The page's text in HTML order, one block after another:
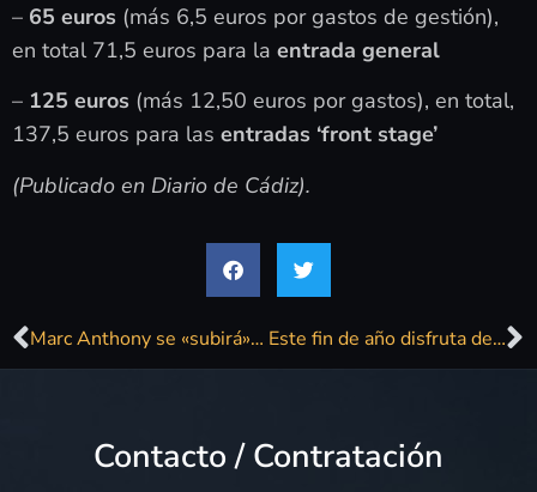
– 65 euros (más 6,5 euros por gastos de gestión),
en total 71,5 euros para la entrada general
– 125 euros (más 12,50 euros por gastos), en total,
137,5 euros para las entradas ‘front stage’
(Publicado en Diario de Cádiz).
Marc Anthony se «subirá» al Música del Mar 2025: «Cádiz será una explosión de ritmo» el 11 de julio Este fin de año disfruta de la mejor gala musical en Canal Sur: «Somos 2025» Especial Nochevieja
Contacto / Contratación